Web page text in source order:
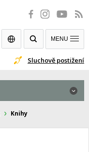
Sluchově postižení
MENU
Knihy